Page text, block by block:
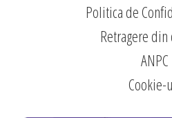
Politica de
Retragere din
ANPC
Cookie-